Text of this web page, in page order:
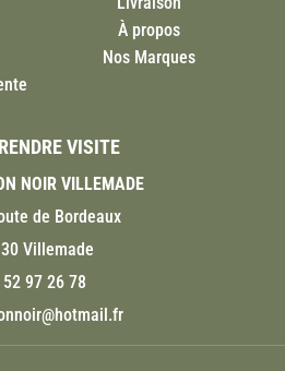
À propos
Nos Marques
VISITE
NOIR VILLEMADE
de Bordeaux
Villemade
97 26 78